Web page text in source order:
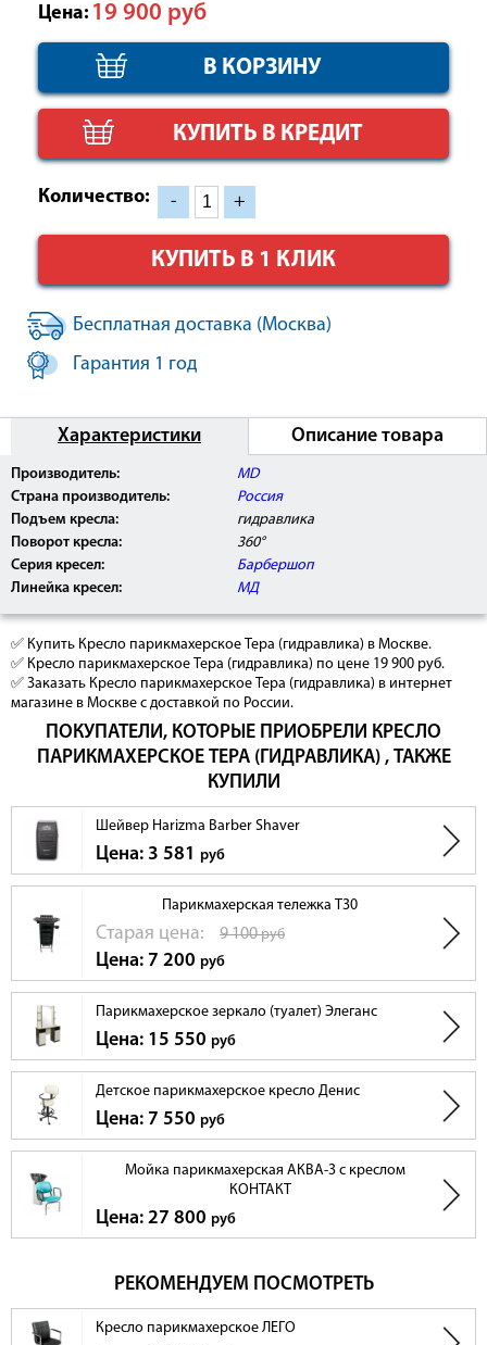
Цена: 19 900 руб
КУПИТЬ В КРЕДИТ
Количество: - +
КУПИТЬ В 1 КЛИК
Бесплатная доставка (Москва)
Гарантия 1 год
Характеристики Описание товара
Производитель:
MD
Страна производитель:
Россия
Подъем кресла:
гидравлика
Поворот кресла:
360°
Серия кресел:
Барбершоп
Линейка кресел:
МД
✅ Купить Кресло парикмахерское Тера (гидравлика) в Москве.
✅ Кресло парикмахерское Тера (гидравлика) по цене 19 900 руб.
✅ Заказать Кресло парикмахерское Тера (гидравлика) в интернет
магазине в Москве с доставкой по России.
ПОКУПАТЕЛИ, КОТОРЫЕ ПРИОБРЕЛИ КРЕСЛО
ПАРИКМАХЕРСКОЕ ТЕРА (ГИДРАВЛИКА) , ТАКЖЕ
КУПИЛИ
Шейвер Harizma Barber Shaver
Цена: 3 581 руб
Парикмахерская тележка T30
Cтарая цена: 9 100руб
Цена: 7 200 руб
Парикмахерское зеркало (туалет) Элеганс
Цена: 15 550 руб
Детское парикмахерское кресло Денис
Цена: 7 550 руб
Мойка парикмахерская АКВА-3 с креслом
КОНТАКТ
Цена: 27 800 руб
РЕКОМЕНДУЕМ ПОСМОТРЕТЬ
Кресло парикмахерское ЛЕГО